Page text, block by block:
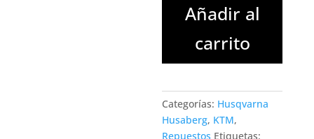
POWER
PARTS
cantidad
Añadir al
carrito
Categorías: Husqvarna
Husaberg, KTM,
Repuestos Etiquetas: